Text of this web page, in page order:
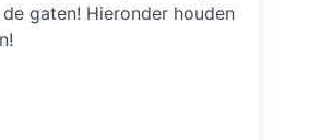
gaten! Hieronder houden